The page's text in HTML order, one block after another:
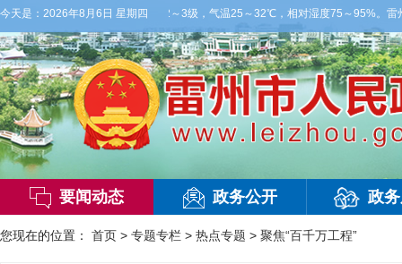
今天是： 2026年8月6日 星期四
雷阵雨，局部大雨，东南风2～3级，气温25～32℃，相对湿度75～95%。雷州
要闻动态 政务公开 政
您现在的位置： 首页 > 专题专栏 > 热点专题 > 聚焦“百千万工程”